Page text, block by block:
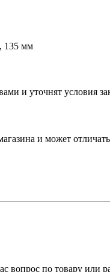
135 мм
и уточнят условия
и может
по товару или